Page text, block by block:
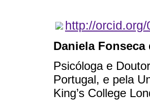
http://
Daniela Fonseca
Psicóloga e
Portugal, e pela
King’s College